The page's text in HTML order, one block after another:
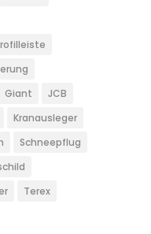
Giant
JCB
Kranausleger
Schneepflug
Terex